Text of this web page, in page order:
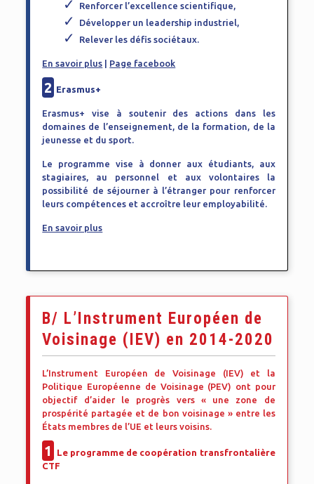
Renforcer l’excellence scientifique,
Développer un leadership industriel,
Relever les défis sociétaux.
En savoir plus Page facebook
2 Erasmus+
Erasmus+ vise à soutenir des actions dans les
domaines de l’enseignement, de la formation, de la
jeunesse et du sport.
Le programme vise à donner aux étudiants, aux
stagiaires, au personnel et aux volontaires la
possibilité de séjourner à l’étranger pour renforcer
leurs compétences et accroître leur employabilité.
En savoir plus
B/ L’Instrument Européen de
Voisinage (IEV) en 2014-2020
L’Instrument Européen de Voisinage (IEV) et la
Politique Européenne de Voisinage (PEV) ont pour
objectif d’aider le progrès vers « une zone de
prospérité partagée et de bon voisinage » entre les
États membres de l’UE et leurs voisins.
1
Le programme de coopération transfrontalière
CTF